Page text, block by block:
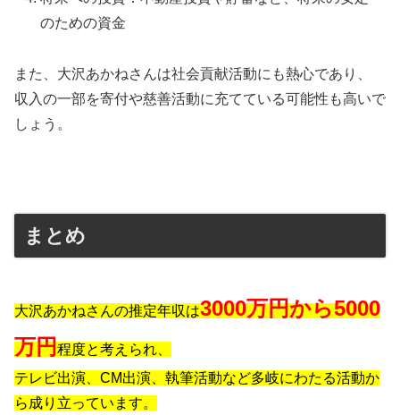
のための資金
また、大沢あかねさんは社会貢献活動にも熱心であり、
収入の一部を寄付や慈善活動に充てている可能性も高いで
しょう。
まとめ
大沢あかねさんの推定年収は3000万円から5000
万円程度と考えられ、
テレビ出演、CM出演、執筆活動など多岐にわたる活動か
ら成り立っています。